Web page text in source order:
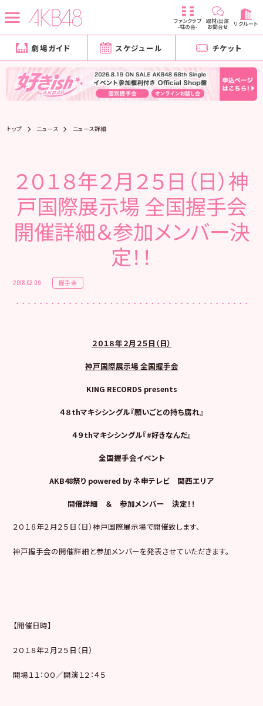
ファンクラブ
-柱の会-
取材/出演
お問合せ リクルート
劇場ガイド スケジュール チケット
トップ ニュース ニュース詳細
２０１８年２月２５日（日）神
戸国際展示場 全国握手会
開催詳細＆参加メンバー決
定！！
2018.02.09 握手会
２０１８年２月２５日（日）
神戸国際展示場 全国握手会
KING RECORDS presents
４８thマキシシングル『願いごとの持ち腐れ』
４９thマキシシングル『#好きなんだ』
全国握手会イベント
AKB48祭り powered byネ申テレビ 関西エリア
開催詳細 ＆ 参加メンバー 決定！！
２０１８年２月２５日（日）神戸国際展示場で開催致します、
神戸握手会の開催詳細と参加メンバーを発表させていただきます。
【開催日時】
２０１８年２月２５日（日）
開場１１：００／開演１２：４５